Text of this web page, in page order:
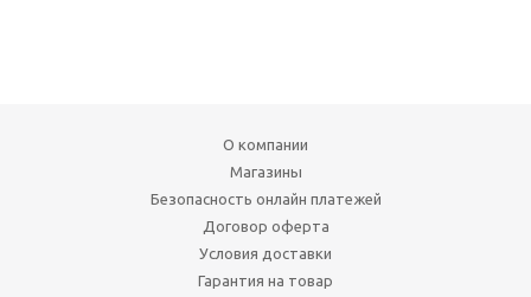
О компании
Магазины
Безопасность онлайн платежей
Договор оферта
Условия доставки
Гарантия на товар